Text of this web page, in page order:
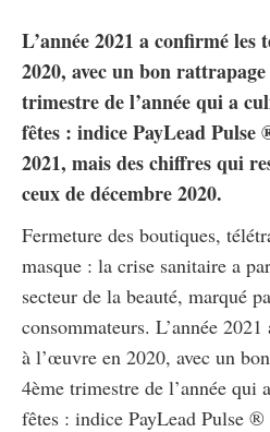
L’année 2021 a confirmé les
2020, avec un bon rattrapage
trimestre de l’année qui a
fêtes : indice PayLead Pulse
2021, mais des chiffres qui
ceux de décembre 2020.
Fermeture des boutiques,
masque : la crise sanitaire a
secteur de la beauté, marqué
consommateurs. L’année
à l’œuvre en 2020, avec un
4ème trimestre de l’année qui
fêtes : indice PayLead Pulse ®